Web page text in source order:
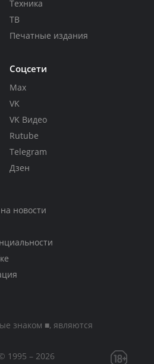
Техника
ТВ
Печатные издания
Соцсети
Max
VK
VK Видео
Rutube
Telegram
Дзен
новости
знаком ■, являются
1995 – 2026